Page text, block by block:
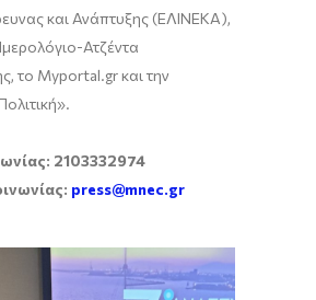
και Ανάπτυξης (ΕΛΙΝΕΚΑ),
Ατζέντα
το Myportal.gr και την
2103332974
press@mnec.gr